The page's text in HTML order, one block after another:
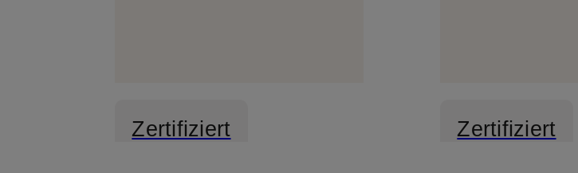
Zertifiziert Zertifiziert